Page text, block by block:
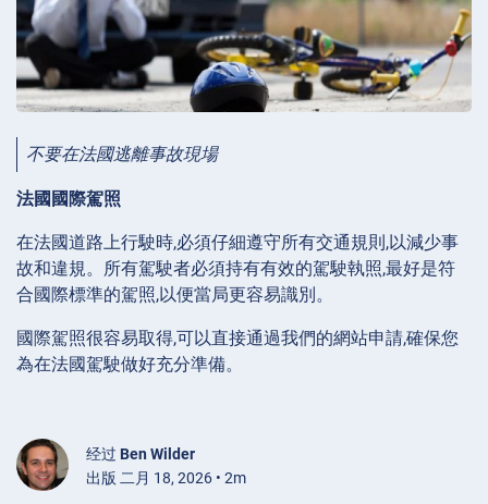
不要在法國逃離事故現場
法國國際駕照
在法國道路上行駛時,必須仔細遵守所有交通規則,以減少事
故和違規。所有駕駛者必須持有有效的駕駛執照,最好是符
合國際標準的駕照,以便當局更容易識別。
國際駕照很容易取得,可以直接通過我們的網站申請,確保您
為在法國駕駛做好充分準備。
经过 Ben Wilder
出版 二月 18, 2026 • 2m